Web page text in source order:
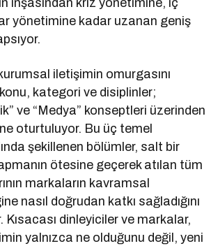
inşasından kriz yönetimine, iç
yönetimine kadar uzanan geniş
iletişimin omurgasını
kategori ve disiplinler;
ve “Medya” konseptleri üzerinden
oturtuluyor. Bu üç temel
şekillenen bölümler, salt bir
ötesine geçerek atılan tüm
markaların kavramsal
nasıl doğrudan katkı sağladığını
Kısacası dinleyiciler ve markalar,
yalnızca ne olduğunu değil, yeni